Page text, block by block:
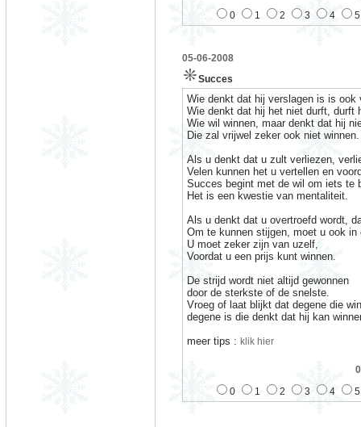
0
1 2 3 4
05-06-2008
Succes
Wie denkt dat hij verslagen is is ook
Wie denkt dat hij het niet durft, durft
Wie wil winnen, maar denkt dat hij
Die zal vrijwel zeker ook niet winnen.
Als u denkt dat u zult verliezen,
Velen kunnen het u vertellen en
Succes begint met de wil om iets te
Het is een kwestie van mentaliteit.
Als u denkt dat u overtroefd wordt,
Om te kunnen stijgen, moet u ook in
U moet zeker zijn van uzelf,
Voordat u een prijs kunt winnen.
De strijd wordt niet altijd gewonnen
door de sterkste of de snelste.
Vroeg of laat blijkt dat degene die
degene is die denkt dat hij kan
meer tips : klik hier
0
1 2 3 4